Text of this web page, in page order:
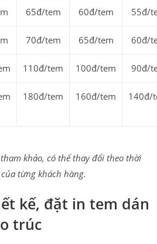
65đ/tem 60đ/tem 55đ/
70đ/tem 65đ/tem 60đ/
110đ/tem 100đ/tem 90đ/
180đ/tem 160đ/tem 140đ/
khảo, có thể thay đổi theo thời
từng khách hàng.
kế, đặt in tem dán
trúc